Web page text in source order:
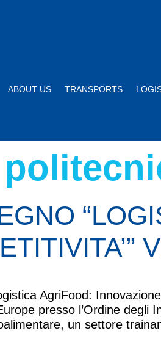
ABOUT US TRANSPORTS
AgriFood:
presso l’Ordine degli
un settore